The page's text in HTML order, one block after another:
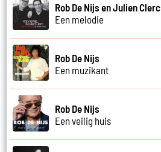
Rob De Nijs en Julien Clerc
Een melodie
Rob De Nijs
Een muzikant
Rob De Nijs
Een veilig huis